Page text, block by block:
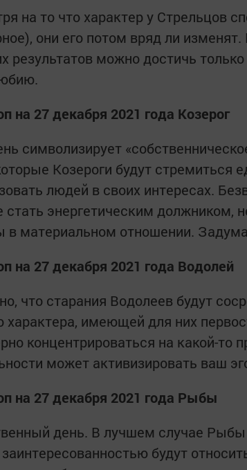
на то что характер у Стрельцов
они его потом вряд ли
результатов можно достичь
на 27 декабря 2021 года Козерог
символизирует
Козероги будут стремиться
людей в своих интересах.
энергетическим должником,
в материальном отношении.
на 27 декабря 2021 года Водолей
что старания Водолеев будут
характера, имеющей для них
концентрироваться на какой-то
может активизировать ваш
на 27 декабря 2021 года Рыбы
день. В лучшем случае Рыбы
будут